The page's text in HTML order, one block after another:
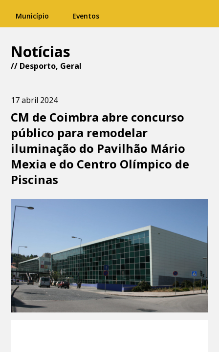
Município Eventos
Notícias
// Desporto, Geral
17 abril 2024
CM de Coimbra abre concurso
público para remodelar
iluminação do Pavilhão Mário
Mexia e do Centro Olímpico de
Piscinas